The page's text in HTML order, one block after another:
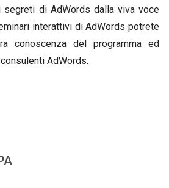
di AdWords dalla viva voce
interattivi di AdWords potrete
conoscenza del programma ed
AdWords.